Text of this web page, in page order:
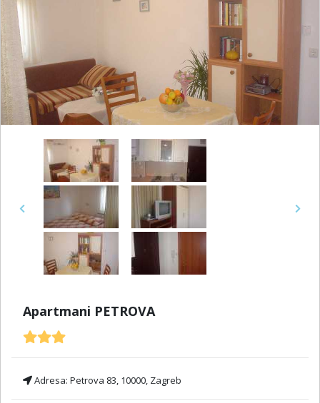
Previous Next
Apartmani PETROVA
Adresa: Petrova 83, 10000, Zagreb